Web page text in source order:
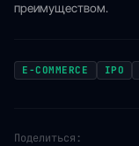
преимуществом.
E-COMMERCE IPO
Поделиться: